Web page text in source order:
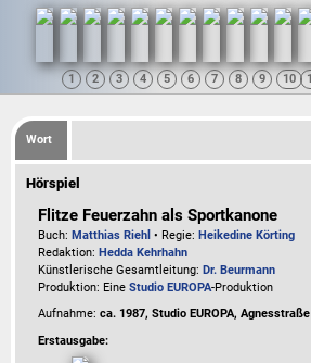
Wort
Hörspiel
Flitze Feuerzahn als Sportkanone
Buch:Matthias Riehl • Regie:Heikedine Körting
Redaktion:Hedda Kehrhahn
Künstlerische Gesamtleitung:Dr. Beurmann
Produktion: EineStudio EUROPA-Produktion
Aufnahme:ca. 1987, Studio EUROPA, Agnesstraße
Erstausgabe: